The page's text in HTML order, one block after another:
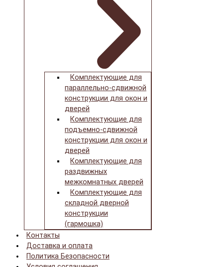
Комплектующие для
параллельно-сдвижной
конструкции для окон и
дверей
Комплектующие для
подъемно-сдвижной
конструкции для окон и
дверей
Комплектующие для
раздвижных
межкомнатных дверей
Комплектующие для
складной дверной
конструкции
(гармошка)
Контакты
Доставка и оплата
Политика Безопасности